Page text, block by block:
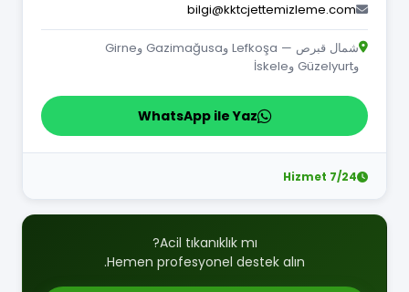
bilgi@kktcjettemizleme.com
شمال قبرص — Lefkoşa وGazimağusa وGirne
وGüzelyurt وİskele
WhatsApp ile Yaz
7/24 Hizmet
Acil tıkanıklık mı?
Hemen profesyonel destek alın.